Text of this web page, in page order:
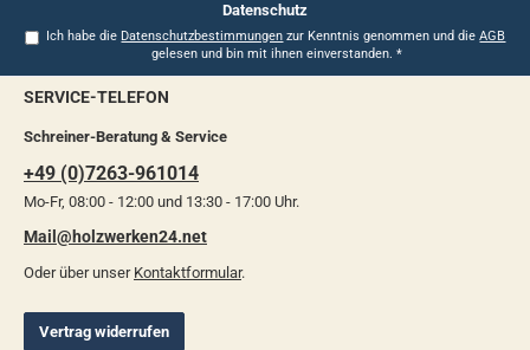
Datenschutz
Ich habe die Datenschutzbestimmungen zur Kenntnis genommen und dieAGB
gelesen und bin mit ihnen einverstanden. *
SERVICE-TELEFON
Schreiner-Beratung & Service
+49 (0)7263-961014
Mo-Fr, 08:00 - 12:00 und 13:30 - 17:00 Uhr.
Mail@holzwerken24.net
Oder über unser Kontaktformular.
Vertrag widerrufen